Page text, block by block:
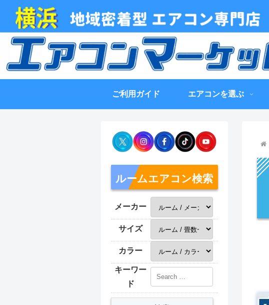
ご利用ガイド エアコンを選ぶ
ルームエアコン検索
メーカー
サイズ
カラー
キーワー
ド